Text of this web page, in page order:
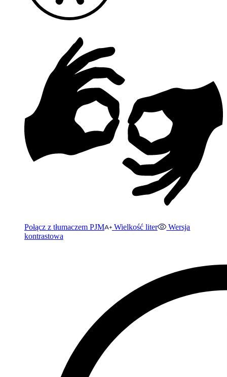
Połącz z tłumaczem PJM Wielkość liter
Wersja
kontrastowa